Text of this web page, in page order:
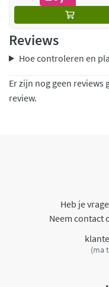
Reviews
Hoe controleren en
Er zijn nog geen reviews
review.
Heb je
Neem contact
(ma